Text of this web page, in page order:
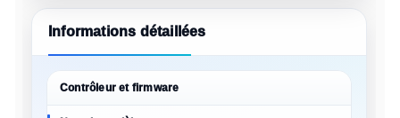
Informations détaillées
Contrôleur et firmware